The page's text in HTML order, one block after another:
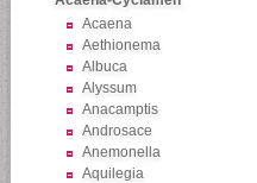
Acaena
Aethionema
Albuca
Alyssum
Anacamptis
Androsace
Anemonella
Aquilegia